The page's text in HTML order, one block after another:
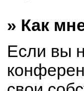
» Как
Если вы